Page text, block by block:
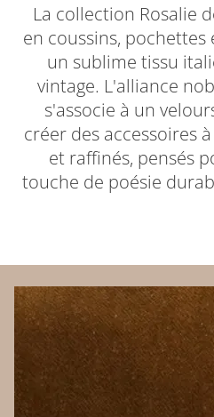
La collection Rosalie
en coussins, pochettes
un sublime tissu
vintage. L'alliance
s'associe à un
créer des accessoires
et raffinés, pensés
touche de poésie